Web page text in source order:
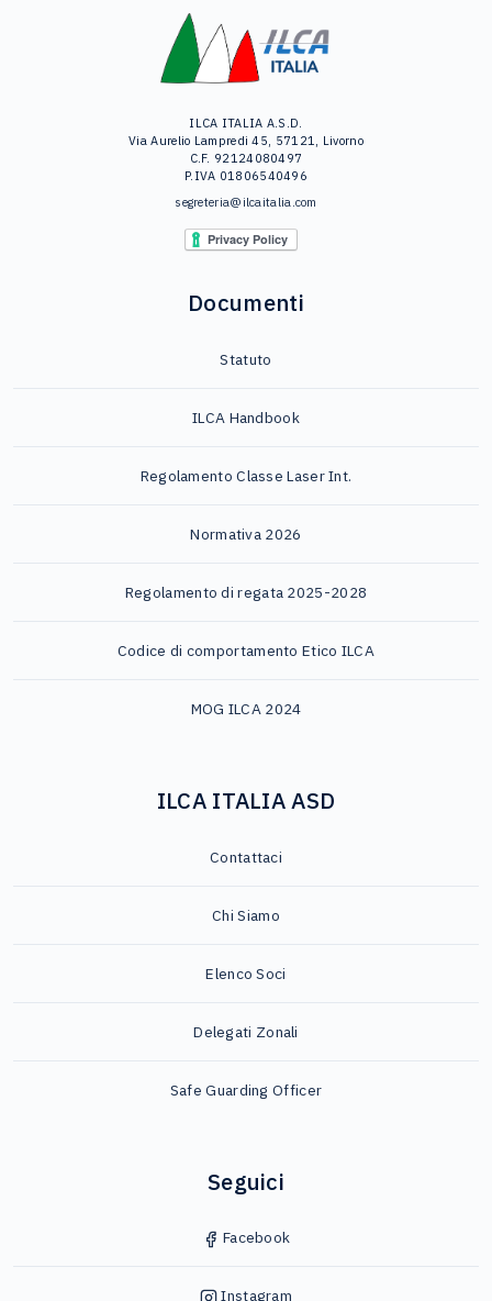
ILCA ITALIA A.S.D.
Via Aurelio Lampredi 45, 57121, Livorno
C.F. 92124080497
P.IVA 01806540496
segreteria@ilcaitalia.com
Documenti
Statuto
ILCA Handbook
Regolamento Classe Laser Int.
Normativa 2026
Regolamento di regata 2025-2028
Codice di comportamento Etico ILCA
MOG ILCA 2024
ILCA ITALIA ASD
Contattaci
Chi Siamo
Elenco Soci
Delegati Zonali
Safe Guarding Officer
Seguici
Facebook
Instagram